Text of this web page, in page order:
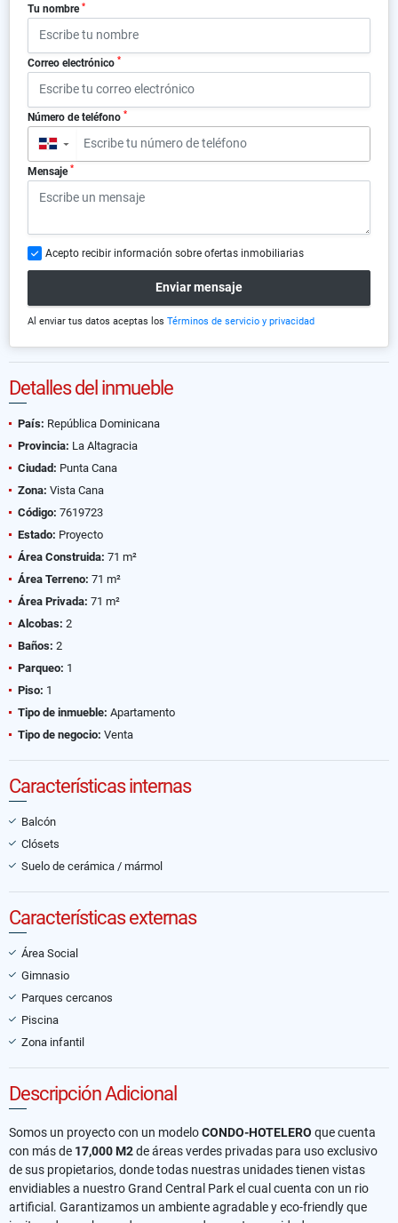
Tu nombre *
Correo electrónico *
Número de teléfono *
▼
Mensaje *
Acepto recibir información sobre ofertas inmobiliarias
Enviar mensaje
Al enviar tus datos aceptas los Términos de servicio y privacidad
Detalles del inmueble
País: República Dominicana
Provincia: La Altagracia
Ciudad: Punta Cana
Zona: Vista Cana
Código: 7619723
Estado: Proyecto
Área Construida: 71 m²
Área Terreno: 71 m²
Área Privada: 71 m²
Alcobas: 2
Baños: 2
Parqueo: 1
Piso: 1
Tipo de inmueble: Apartamento
Tipo de negocio: Venta
Características internas
Balcón
Clósets
Suelo de cerámica / mármol
Características externas
Área Social
Gimnasio
Parques cercanos
Piscina
Zona infantil
Descripción Adicional
Somos un proyecto con un modeloCONDO-HOTELERO que cuenta
con más de 17,000 M2de áreas verdes privadas para uso exclusivo
de sus propietarios, donde todas nuestras unidades tienen vistas
envidiables a nuestro Grand Central Park el cual cuenta con un rio
artificial. Garantizamos un ambiente agradable y eco-friendly que